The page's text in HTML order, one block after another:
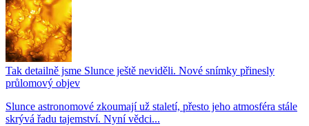
Tak detailně jsme Slunce ještě neviděli. Nové snímky přinesly
průlomový objev
Slunce astronomové zkoumají už staletí, přesto jeho atmosféra stále
skrývá řadu tajemství. Nyní vědci...